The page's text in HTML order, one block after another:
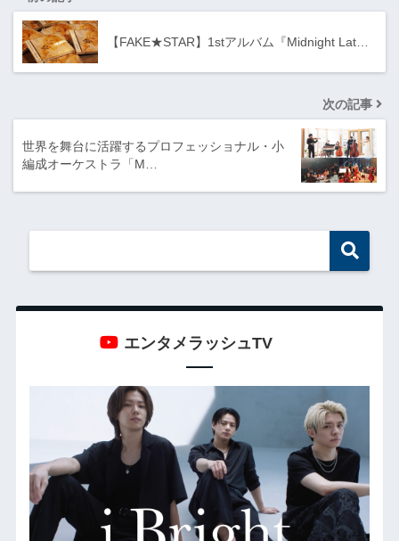
【FAKE★STAR】1stアルバム『Midnight Lat…
次の記事
世界を舞台に活躍するプロフェッショナル・小
編成オーケストラ「M…
エンタメラッシュTV